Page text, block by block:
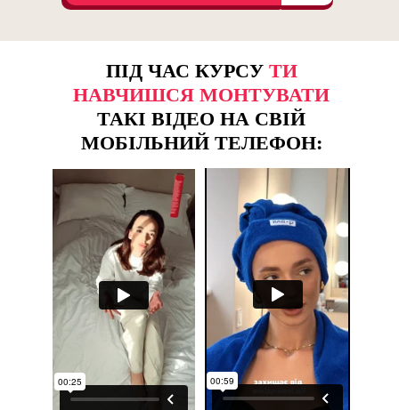
ПІД ЧАС КУРСУТИ
НАВЧИШСЯ МОНТУВАТИ
ТАКІ ВІДЕО НА СВІЙ
МОБІЛЬНИЙ ТЕЛЕФОН: